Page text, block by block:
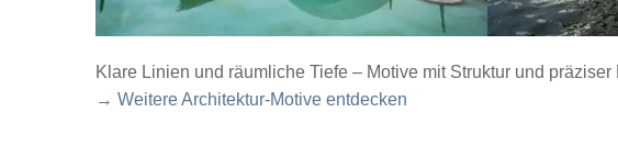
Klare Linien und räumliche Tiefe – Motive mit Struktur und präziser
→ Weitere Architektur-Motive entdecken